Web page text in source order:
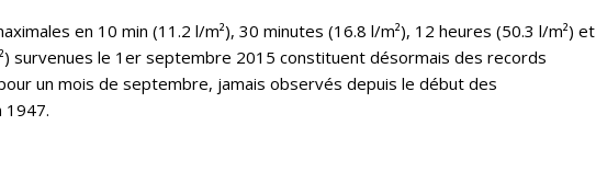
en 10 min (11.2 l/m²), 30 minutes (16.8 l/m²), 12 heures (50.3 l/m²) et
survenues le 1er septembre 2015 constituent désormais des records
un mois de septembre, jamais observés depuis le début des
1947.